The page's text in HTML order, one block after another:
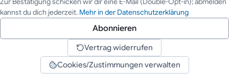
Deine E-Mail-Adresse
kannst du dich jederzeit. Mehr in der Datenschutzerklärung
Abonnieren
Vertrag widerrufen
Cookies/Zustimmungen verwalten